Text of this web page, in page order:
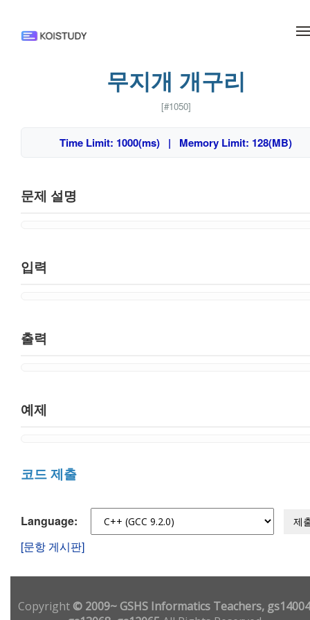
무지개 개구리
[#1050]
Time Limit: 1000(ms) | Memory Limit: 128(MB)
문제 설명
입력
출력
예제
코드 제출
Language: 제
[문항 게시판]
Copyright© 2009~ GSHS Informatics Teachers,